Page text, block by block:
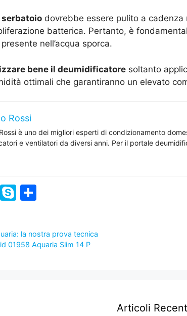
serbatoio dovrebbe essere pulito a cadenza
batterica. Pertanto, è
nell’acqua sporca.
bene il deumidificatore soltanto
ottimali che garantiranno un elevato
Rossi
è uno dei migliori esperti di condizionamento
e ventilatori da diversi anni. Per il portale
T
S
p di
la nostra prova tecnica
01958 Aquaria Slim 14 P
Articoli